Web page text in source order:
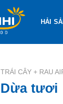
HẢI
TRÁI CÂY + RAU
Dừa tươi